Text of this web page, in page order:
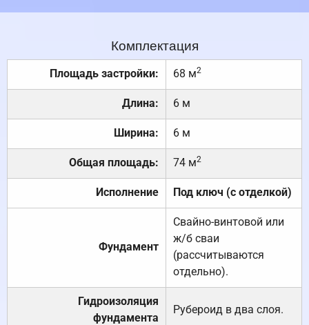
Комплектация
Площадь застройки: 68 м2
Длина: 6 м
Ширина: 6 м
Общая площадь: 74 м2
Исполнение Под ключ (с отделкой)
Фундамент
Свайно-винтовой или
ж/б сваи
(рассчитываются
отдельно).
Гидроизоляция
фундамента
Рубероид в два слоя.